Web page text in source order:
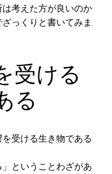
考えた方が良いのか
っくりと書いてみま
受ける
る
受ける生き物である
」ということわざがあ